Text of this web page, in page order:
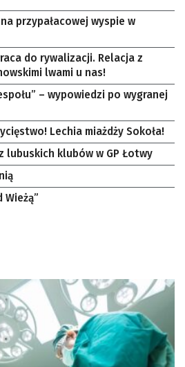
przypałacowej wyspie w
do rywalizacji. Relacja z
lwami u nas!
– wypowiedzi po wygranej
Lechia miażdży Sokoła!
lubuskich klubów w GP Łotwy
Wieżą”